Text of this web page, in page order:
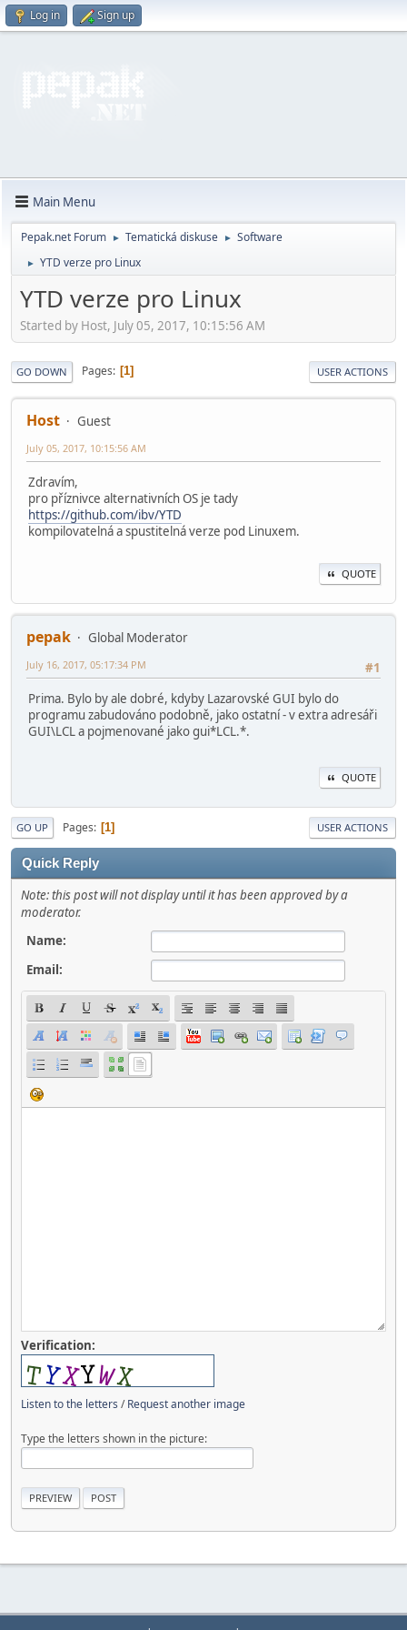
Log in Sign up
Main Menu
Pepak.net Forum ► Tematická diskuse ► Software
► YTD verze pro Linux
YTD verze pro Linux
Started by Host, July 05, 2017, 10:15:56 AM
GO DOWN Pages 1 USER ACTIONS
Host Guest
July 05, 2017, 10:15:56 AM
Zdravím,
pro příznivce alternativních OS je tady
https://github.com/ibv/YTD
kompilovatelná a spustitelná verze pod Linuxem.
QUOTE
pepak
Global Moderator
#1
July 16, 2017, 05:17:34 PM
Prima. Bylo by ale dobré, kdyby Lazarovské GUI bylo do
programu zabudováno podobně, jako ostatní - v extra adresáři
GUI\LCL a pojmenované jako gui*LCL.*.
QUOTE
GO UP Pages 1 USER ACTIONS
Quick Reply
Note: this post will not display until it has been approved by a
moderator.
Name:
Email:
Verification:
Listen to the letters /Request another image
Type the letters shown in the picture: